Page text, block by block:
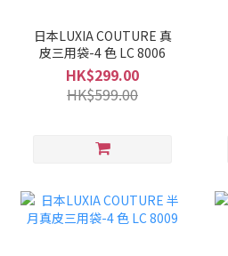
日本LUXIA COUTURE 真
皮三用袋-4 色 LC 8006
HK$299.00
HK$599.00